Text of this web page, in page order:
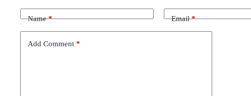
Name* Email*
Add Comment *